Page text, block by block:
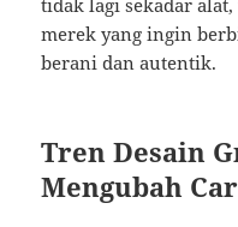
tidak lagi sekadar
merek yang ingin
berani dan autentik.
Tren Desain
Mengubah